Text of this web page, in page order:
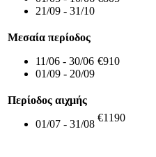
21/09 - 31/10
Μεσαία περίοδος
11/06 - 30/06
01/09 - 20/09
€910
Περίοδος αιχμής
01/07 - 31/08
€1190